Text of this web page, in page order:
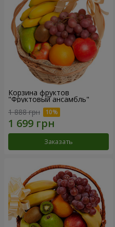
Корзина фруктов
"Фруктовый ансамбль"
1 888 грн
Заказать